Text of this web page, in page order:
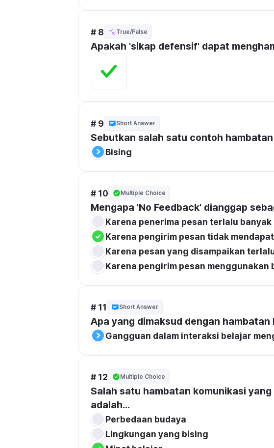
# 8 True/False
Apakah 'sikap defensif' dapat
# 9 Short Answer
Sebutkan salah satu contoh
Bising
# 10 Multiple Choice
Mengapa 'No Feedback' dianggap
Karena penerima pesan terlalu
Karena pengirim pesan tidak
Karena pesan yang disampaikan
Karena pengirim pesan menggunakan
# 11 Short Answer
Apa yang dimaksud dengan
Gangguan dalam interaksi belajar
# 12 Multiple Choice
Salah satu hambatan komunikasi
adalah...
Perbedaan budaya
Lingkungan yang bising